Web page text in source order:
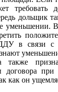
требовать
дольщик
уменьшении.
в связи с
а также
договора
как он